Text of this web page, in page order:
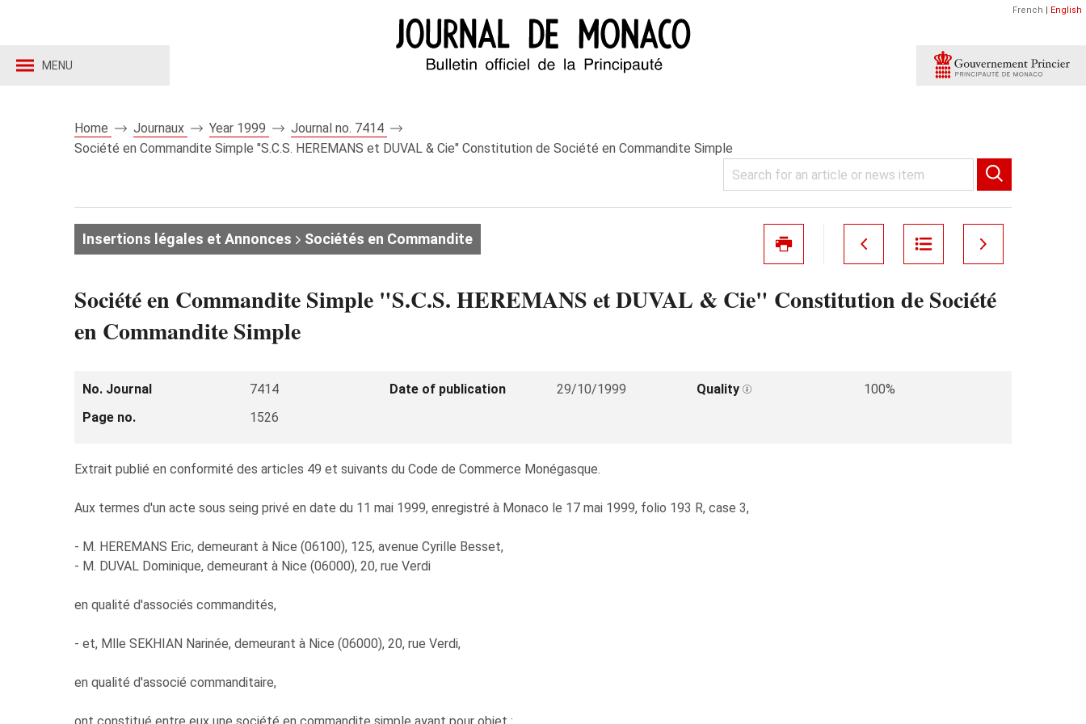
MENU
French | English
Home Journaux Year 1999
Journal no. 7414
Société en Commandite Simple "S.C.S. HEREMANS et DUVAL & Cie" Constitution de Société en Commandite Simple
Insertions légales et Annonces Sociétés en Commandite
Société en Commandite Simple "S.C.S. HEREMANS et DUVAL & Cie" Constitution de Société
en Commandite Simple
No. Journal 7414 Date of publication 29/10/1999 Quality
100%
Page no.
1526
Extrait publié en conformité des articles 49 et suivants du Code de Commerce Monégasque.
Aux termes d'un acte sous seing privé en date du 11 mai 1999, enregistré à Monaco le 17 mai 1999, folio 193 R, case 3,
- M. HEREMANS Eric, demeurant à Nice (06100), 125, avenue Cyrille Besset,
- M. DUVAL Dominique, demeurant à Nice (06000), 20, rue Verdi
en qualité d'associés commandités,
- et, Mlle SEKHIAN Narinée, demeurant à Nice (06000), 20, rue Verdi,
en qualité d'associé commanditaire,